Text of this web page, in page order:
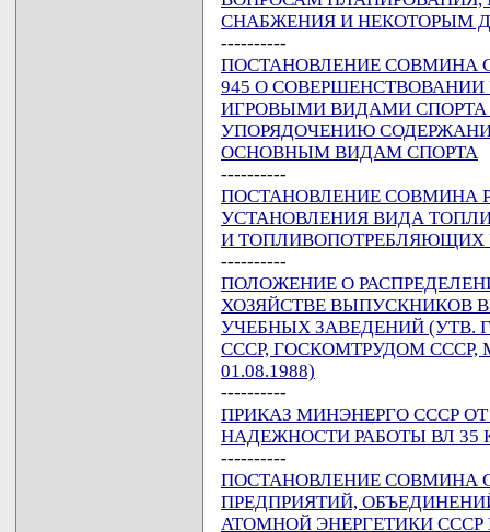
СНАБЖЕНИЯ И НЕКОТОРЫМ
----------
ПОСТАНОВЛЕНИЕ СОВМИНА
945 О
ИГРОВЫМИ ВИДАМИ
УПОРЯДОЧЕНИЮ
ОСНОВНЫМ ВИДАМ СПОРТА
----------
ПОСТАНОВЛЕНИЕ СОВМИНА
УСТАНОВЛЕНИЯ ВИДА
И ТОПЛИВОПОТРЕБЛЯЮЩИХ
----------
ПОЛОЖЕНИЕ О
ХОЗЯЙСТВЕ ВЫПУСКНИКОВ
УЧЕБНЫХ ЗАВЕДЕНИЙ (УТВ.
СССР, ГОСКОМТРУДОМ
01.08.1988)
----------
ПРИКАЗ МИНЭНЕРГО СССР ОТ
НАДЕЖНОСТИ РАБОТЫ ВЛ 35
----------
ПОСТАНОВЛЕНИЕ СОВМИНА
ПРЕДПРИЯТИЙ,
АТОМНОЙ ЭНЕРГЕТИКИ